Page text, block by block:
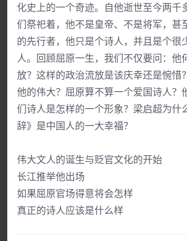
化史上的一个奇迹。自他逝世至今两千
们祭祀着，他不是皇帝、不是将军，甚
的先行者，他只是个诗人，并且是个很
人。回顾屈原一生，我们不仅要问：他
放？这样的政治流放是该庆幸还是惋惜
他的伟大？屈原算不算一个爱国诗人？
们诗人是怎样的一个形象？梁启超为什
辞》是中国人的一大幸福？
伟大文人的诞生与贬官文化的开始
长江推举他出场
如果屈原官场得意将会怎样
真正的诗人应该是什么样